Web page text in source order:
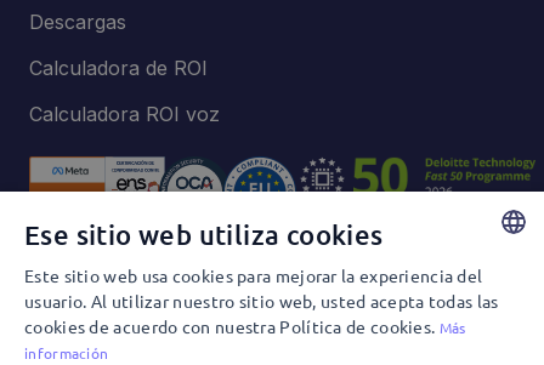
Descargas
Calculadora de ROI
Calculadora ROI voz
Política de privacidad y Cookies
Política de privacidad y Redes Sociales
Términos y condiciones de uso
SPANISH
ENGLISH
Ese sitio web utiliza cookies
Este sitio web usa cookies para mejorar la experiencia del
usuario. Al utilizar nuestro sitio web, usted acepta todas las
cookies de acuerdo con nuestra Política de cookies. Más
información